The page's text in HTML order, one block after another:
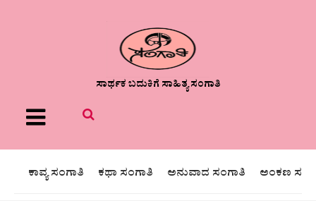
ಸಾರ್ಥಕ ಬದುಕಿಗೆ ಸಾಹಿತ್ಯ ಸಂಗಾತಿ
Menu
ಕಾವ್ಯ ಸಂಗಾತಿ ಕಥಾ ಸಂಗಾತಿ ಅನುವಾದ ಸಂಗಾತಿ ಅಂಕಣ